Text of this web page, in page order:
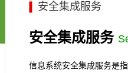
安全集成服务
安全集成服务
信息系统安全集成服务是